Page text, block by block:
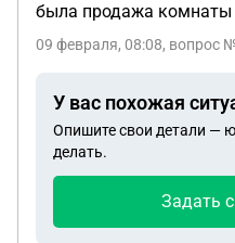
была продажа комнаты
09 февраля, 08:08, вопрос
У вас похожая
Опишите свои детали —
делать.
Задать